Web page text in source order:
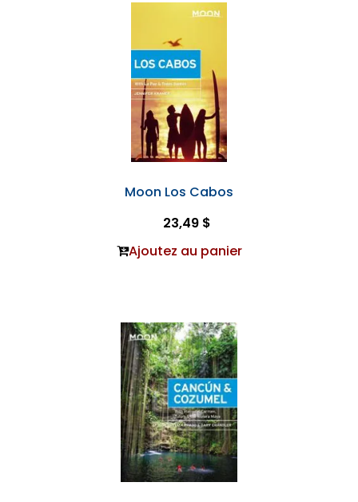
Moon Los Cabos
23,49 $
Ajoutez au panier